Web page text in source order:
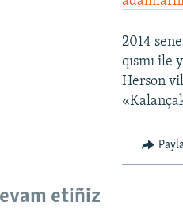
2014
qısmı ile
Herson
etiñiz